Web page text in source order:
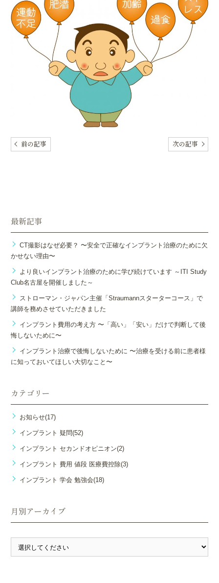
前の記事 次の記事
最新記事
CT撮影はなぜ必要？ 〜安全で正確なインプラント治療のために欠
かせない理由〜
より良いインプラント治療のために学び続けています ～ITI Study
Club名古屋を開催しました～
ストローマン・ジャパン主催「Straumannスターターコース」で
講師を務めさせていただきました
インプラント費用の考え方 〜「高い」「安い」だけで判断して後
悔しないために〜
インプラント治療で後悔しないために 〜治療を受ける前に患者様
に知っておいてほしい大切なこと〜
カテゴリー
お知らせ(17)
インプラント 疑問(52)
インプラント セカンドオピニオン(2)
インプラント 費用 値段 医療費控除(3)
インプラント 学会 勉強会(18)
月別アーカイブ